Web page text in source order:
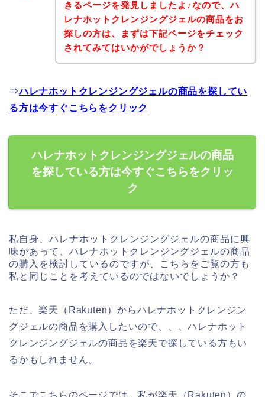
きるページを発見しましたよ♪なので、ハ
レナホットクレンジングジェルの商品をお
探しの方は、まずは下記ページをチェック
されてみてはいかがでしょうか？
⇒ハレナホットクレンジングジェルの商品を探してい
る方は今すぐこちらをクリック
ハレナホットクレンジングジェルの商品
を探している方は今すぐこちらをクリッ
ク
私自身、ハレナホットクレンジングジェルの商品に興
味があって、ハレナホットクレンジングジェルの商品
の購入を検討しているのですが、こちらをご覧の方も
私と同じことを考えているのではないでしょうか？
ただ、楽天（Rakuten）からハレナホットクレンジン
グジェルの商品を購入したいので、、、ハレナホット
クレンジングジェルの商品を楽天で探している方もい
るかもしれません。